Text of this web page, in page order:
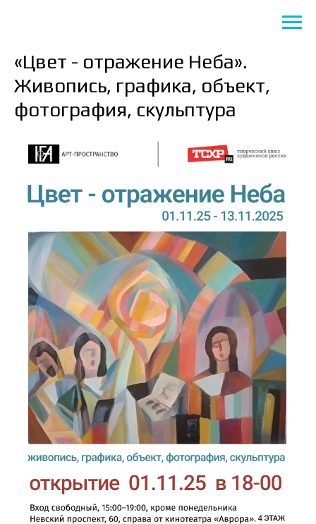
«Цвет - отражение Неба».
Живопись, графика, объект,
фотография, скульптура